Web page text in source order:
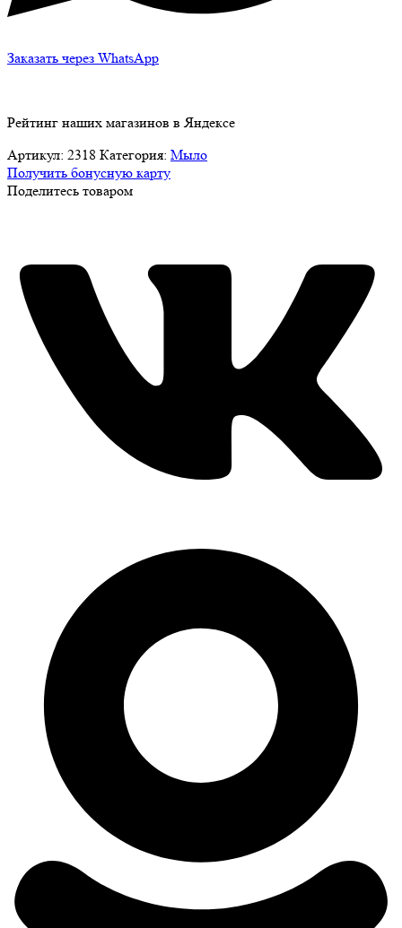
Заказать через WhatsApp
Рейтинг наших магазинов в Яндексе
Артикул: 2318 Категория: Мыло
Получить бонусную карту
Поделитесь товаром